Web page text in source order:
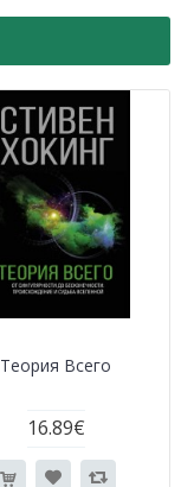
Теория Всего
16.89€